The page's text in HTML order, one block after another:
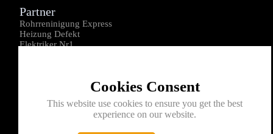
Cookies Consent
This website use cookies to ensure you get the best
experience on our website.
Partner
Rohrreninigung Express
Heizung Defekt
Elektriker Nr1
Kontakt